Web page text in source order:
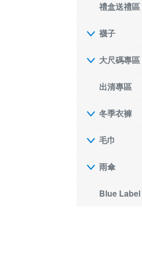
禮盒送禮區
襪子
大尺碼專區
出清專區
冬季衣褲
毛巾
雨傘
Blue Label